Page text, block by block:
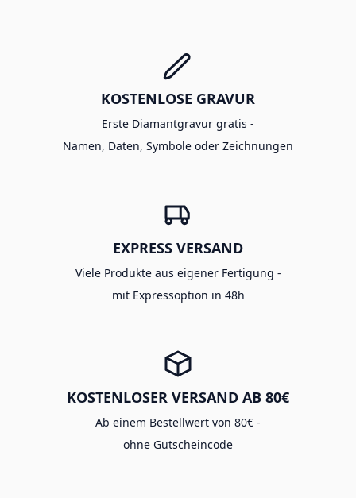
KOSTENLOSE GRAVUR
Erste Diamantgravur gratis -
Namen, Daten, Symbole oder Zeichnungen
EXPRESS VERSAND
Viele Produkte aus eigener Fertigung -
mit Expressoption in 48h
KOSTENLOSER VERSAND AB 80€
Ab einem Bestellwert von 80€ -
ohne Gutscheincode